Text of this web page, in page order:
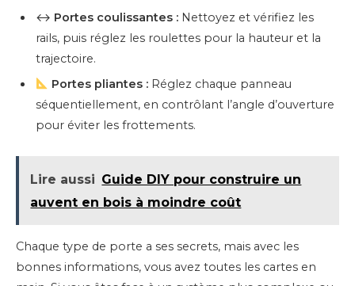
↔️ Portes coulissantes : Nettoyez et vérifiez les
rails, puis réglez les roulettes pour la hauteur et la
trajectoire.
Portes pliantes : Réglez chaque panneau
séquentiellement, en contrôlant l’angle d’ouverture
pour éviter les frottements.
Lire aussi Guide DIY pour construire un
auvent en bois à moindre coût
Chaque type de porte a ses secrets, mais avec les
bonnes informations, vous avez toutes les cartes en